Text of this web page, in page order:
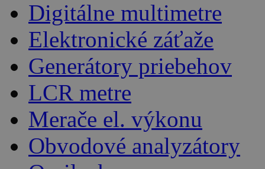
Digitálne multimetre
Elektronické záťaže
Generátory priebehov
LCR metre
Merače el. výkonu
Obvodové analyzátory